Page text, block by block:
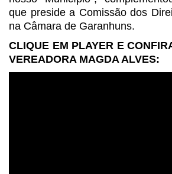
que preside a Comissão dos
na Câmara de Garanhuns.
CLIQUE EM PLAYER E
VEREADORA MAGDA ALVES: